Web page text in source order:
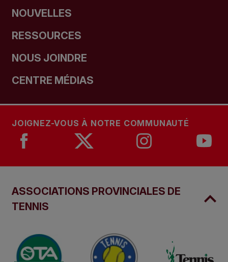
NOUVELLES
RESSOURCES
NOUS JOINDRE
CENTRE MÉDIAS
JOIGNEZ-VOUS À NOTRE COMMUNAUTÉ
ASSOCIATIONS PROVINCIALES DE
TENNIS